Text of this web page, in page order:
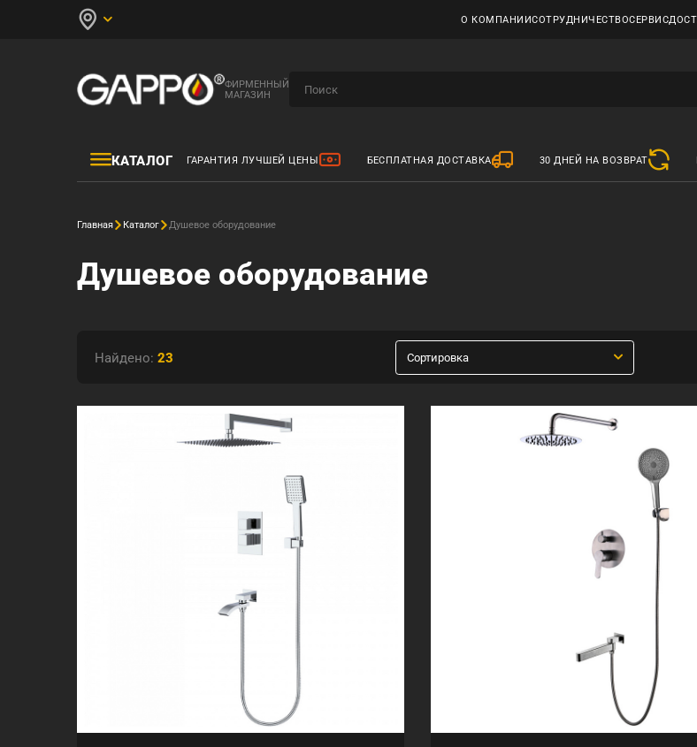
О КОМПАНИИСОТРУДНИЧЕСТВОСЕРВИС
ФИРМЕННЫЙ
МАГАЗИН
КАТАЛОГ ГАРАНТИЯ ЛУЧШЕЙ ЦЕНЫ БЕСПЛАТНАЯ ДОСТАВКА 30 ДНЕЙ НА ВОЗВРАТ
Главная Каталог Душевое оборудование
Душевое оборудование
Найдено: 23 Сортировка